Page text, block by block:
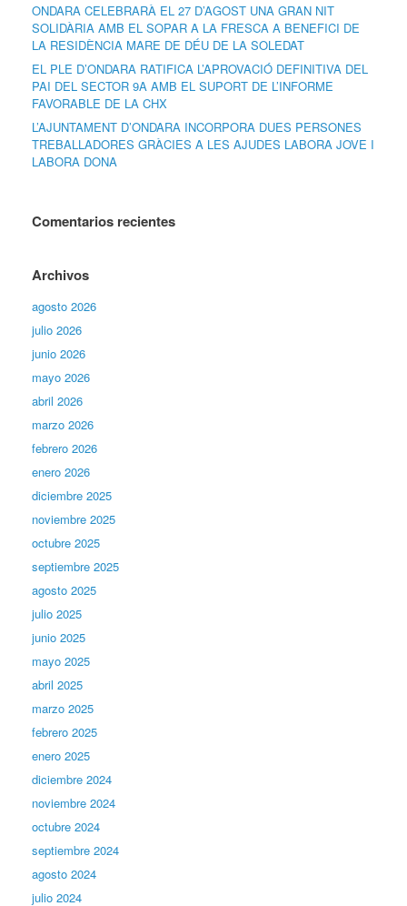
ONDARA CELEBRARÀ EL 27 D’AGOST UNA GRAN NIT
SOLIDÀRIA AMB EL SOPAR A LA FRESCA A BENEFICI DE
LA RESIDÈNCIA MARE DE DÉU DE LA SOLEDAT
EL PLE D’ONDARA RATIFICA L’APROVACIÓ DEFINITIVA DEL
PAI DEL SECTOR 9A AMB EL SUPORT DE L’INFORME
FAVORABLE DE LA CHX
L’AJUNTAMENT D’ONDARA INCORPORA DUES PERSONES
TREBALLADORES GRÀCIES A LES AJUDES LABORA JOVE I
LABORA DONA
Comentarios recientes
Archivos
agosto 2026
julio 2026
junio 2026
mayo 2026
abril 2026
marzo 2026
febrero 2026
enero 2026
diciembre 2025
noviembre 2025
octubre 2025
septiembre 2025
agosto 2025
julio 2025
junio 2025
mayo 2025
abril 2025
marzo 2025
febrero 2025
enero 2025
diciembre 2024
noviembre 2024
octubre 2024
septiembre 2024
agosto 2024
julio 2024